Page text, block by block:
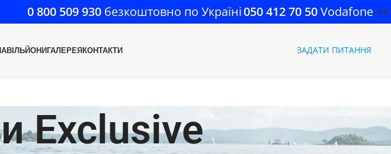
0 800 509 930 безкоштовно по Україні050 412 70 50VodafoneUKR
ГАЛЕРЕЯКОНТАКТИ ЗАДАТИ ПИТАННЯ
Exclusive